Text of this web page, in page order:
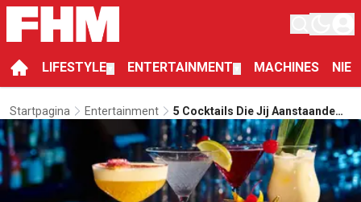
LIFESTYLE ENTERTAINMENT MACHINES
Startpagina Entertainment
5 Cocktails Die Jij Aanstaande
Zomer Moet Proberen